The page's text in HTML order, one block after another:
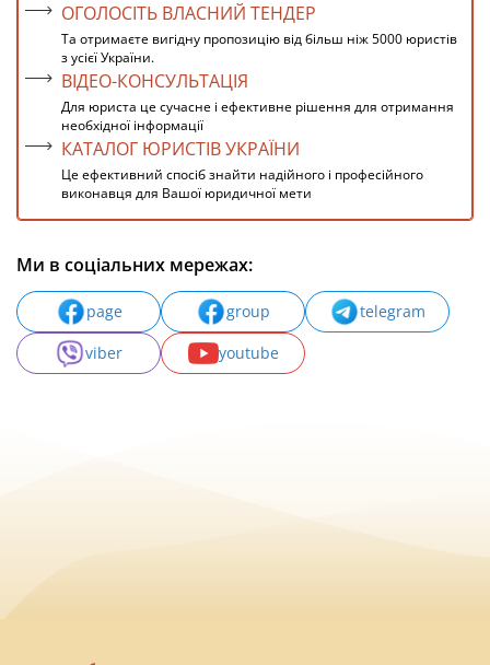
ОГОЛОСІТЬ ВЛАСНИЙ ТЕНДЕР
Та отримаєте вигідну пропозицію від більш ніж 5000 юристів
з усієї України.
ВІДЕО-КОНСУЛЬТАЦІЯ
Для юриста це сучасне і ефективне рішення для отримання
необхідної інформації
КАТАЛОГ ЮРИСТІВ УКРАЇНИ
Це ефективний спосіб знайти надійного і професійного
виконавця для Вашої юридичної мети
Ми в соціальних мережах:
page group
telegram
viber
youtube